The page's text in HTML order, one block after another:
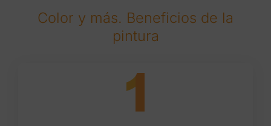
Color y más. Beneficios de la
pintura